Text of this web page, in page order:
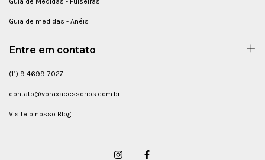
Guia de medidas - Anéis
Entre em contato
(11) 9 4699-7027
contato@voraxacessorios.com.br
Visite o nosso Blog!